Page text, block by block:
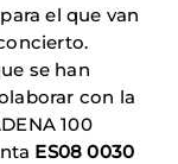
el que van
se han
con la
100
ES08 0030